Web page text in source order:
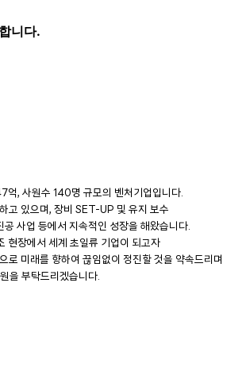
니다.
억, 사원수 140명 규모의 벤처기업입니다.
고 있으며, 장비 SET-UP 및 유지 보수
사업 등에서 지속적인 성장을 해왔습니다.
현장에서 세계 초일류 기업이 되고자
로 미래를 향하여 끊임없이 정진할 것을 약속드리며
을 부탁드리겠습니다.